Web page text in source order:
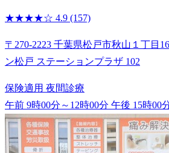
★★★★☆ 4.9 (157)
〒270-2223 千葉県松戸市秋山１丁目
ン松戸 ステーションプラザ 102
保険適用 夜間診療
午前 9時00分～12時00分 午後 15時00